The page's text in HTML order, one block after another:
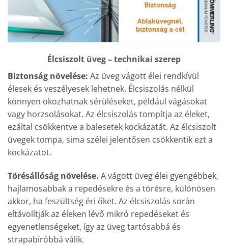
Élcsiszolt üveg – technikai szerep
Biztonság növelése: Az üveg vágott élei rendkívül
élesek és veszélyesek lehetnek. Élcsiszolás nélkül
könnyen okozhatnak sérüléseket, például vágásokat
vagy horzsolásokat. Az élcsiszolás tompítja az éleket,
ezáltal csökkentve a balesetek kockázatát. Az élcsiszolt
üvegek tompa, sima szélei jelentősen csökkentik ezt a
kockázatot.
Törésállóság növelése. A vágott üveg élei gyengébbek,
hajlamosabbak a repedésekre és a törésre, különösen
akkor, ha feszültség éri őket. Az élcsiszolás során
eltávolítják az éleken lévő mikró repedéseket és
egyenetlenségeket, így az üveg tartósabbá és
strapabíróbbá válik.